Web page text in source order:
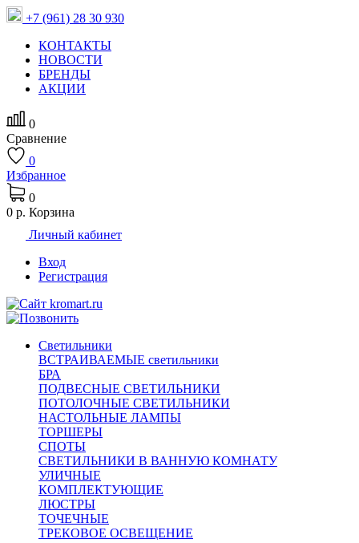
+7 (961) 28 30 930
КОНТАКТЫ
НОВОСТИ
БРЕНДЫ
АКЦИИ
0
Сравнение
0
Избранное
0
0 р. Корзина
Личный кабинет
Вход
Регистрация
Светильники
ВСТРАИВАЕМЫЕ светильники
БРА
ПОДВЕСНЫЕ СВЕТИЛЬНИКИ
ПОТОЛОЧНЫЕ СВЕТИЛЬНИКИ
НАСТОЛЬНЫЕ ЛАМПЫ
ТОРШЕРЫ
СПОТЫ
СВЕТИЛЬНИКИ В ВАННУЮ КОМНАТУ
УЛИЧНЫЕ
КОМПЛЕКТУЮЩИЕ
ЛЮСТРЫ
ТОЧЕЧНЫЕ
ТРЕКОВОЕ ОСВЕЩЕНИЕ